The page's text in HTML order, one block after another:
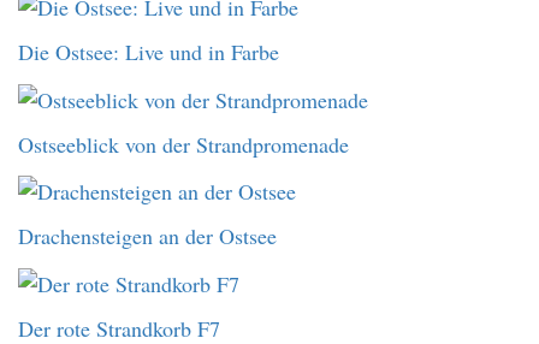
Die Ostsee: Live und in Farbe
Ostseeblick von der Strandpromenade
Drachensteigen an der Ostsee
Der rote Strandkorb F7